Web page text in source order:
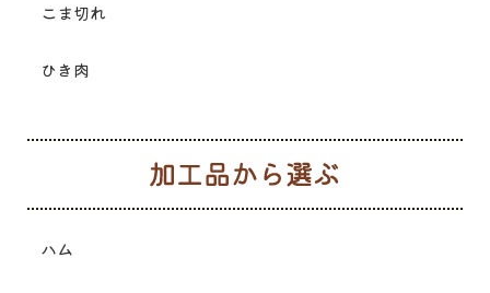
こま切れ
ひき肉
ハム